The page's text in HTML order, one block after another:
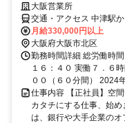
大阪営業所
交通・アクセス 中津駅
月給330,000円以上
大阪府大阪市北区
勤務時間詳細 総労働時
１６：４０ 実働７．６
００（６０分間） 2024
仕事内容 【正社員】空
カタチにする仕事、始
は、銀行や大手企業の